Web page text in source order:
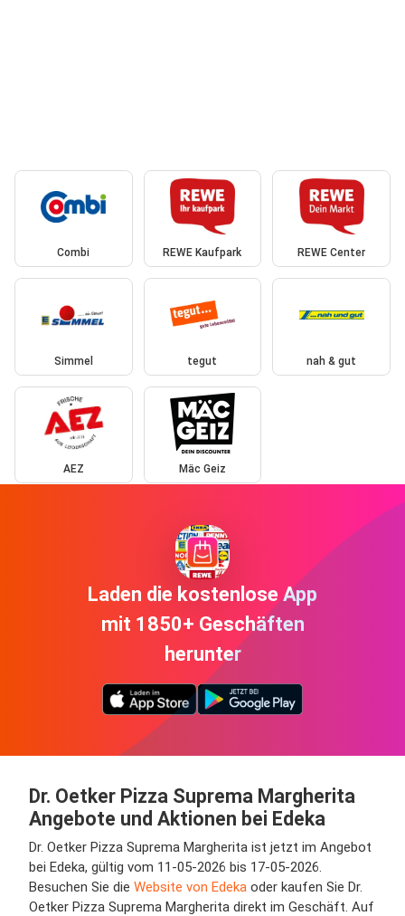
Combi REWE Kaufpark REWE Center
Simmel tegut nah & gut
AEZ Mäc Geiz
Laden die kostenlose App
mit 1850+ Geschäften
herunter
Dr. Oetker Pizza Suprema Margherita
Angebote und Aktionen bei Edeka
Dr. Oetker Pizza Suprema Margherita ist jetzt im Angebot
bei Edeka, gültig vom 11-05-2026 bis 17-05-2026.
Besuchen Sie die Website von Edeka oder kaufen Sie Dr.
Oetker Pizza Suprema Margherita direkt im Geschäft. Auf